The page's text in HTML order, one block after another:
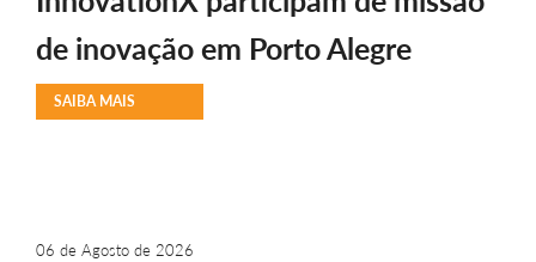
de inovação em Porto Alegre
SAIBA MAIS
06 de Agosto de 2026